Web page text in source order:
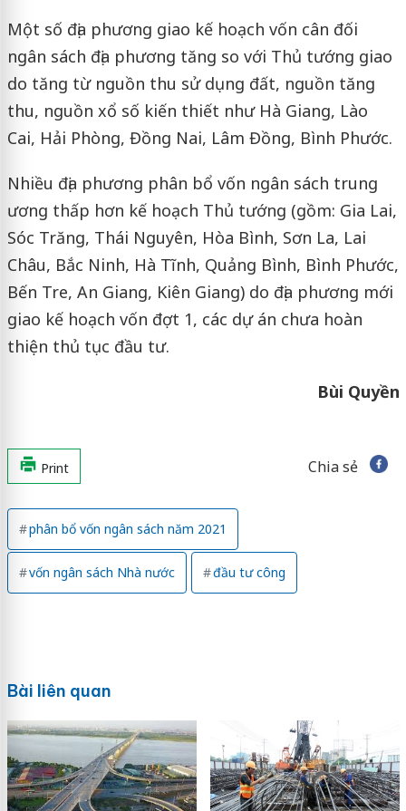
Một số địa phương giao kế hoạch vốn cân đối
ngân sách địa phương tăng so với Thủ tướng giao
do tăng từ nguồn thu sử dụng đất, nguồn tăng
thu, nguồn xổ số kiến thiết như Hà Giang, Lào
Cai, Hải Phòng, Đồng Nai, Lâm Đồng, Bình Phước.
Nhiều địa phương phân bổ vốn ngân sách trung
ương thấp hơn kế hoạch Thủ tướng (gồm: Gia Lai,
Sóc Trăng, Thái Nguyên, Hòa Bình, Sơn La, Lai
Châu, Bắc Ninh, Hà Tĩnh, Quảng Bình, Bình Phước,
Bến Tre, An Giang, Kiên Giang) do địa phương mới
giao kế hoạch vốn đợt 1, các dự án chưa hoàn
thiện thủ tục đầu tư.
Bùi Quyền
Print Chia sẻ
phân bổ vốn ngân sách năm 2021
vốn ngân sách Nhà nước đầu tư công
Bài liên quan